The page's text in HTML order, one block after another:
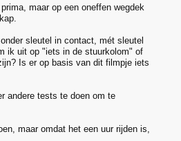
maar op een oneffen wegdek
sleutel in contact, mét sleutel
ik uit op "iets in de stuurkolom" of
Is er op basis van dit filmpje iets
andere tests te doen om te
maar omdat het een uur rijden is,